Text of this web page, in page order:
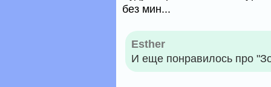
без мин...
Esther
И еще понравилось про